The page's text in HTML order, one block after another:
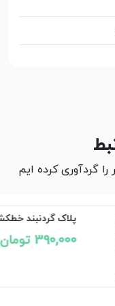
گردآوری کرده ایم
خطکش کد۳۰۵۹